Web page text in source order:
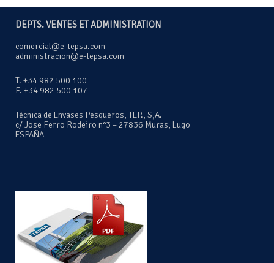
DEPTS. VENTES ET ADMINISTRATION
comercial@e-tepsa.com
administracion@e-tepsa.com
T. +34 982 500 100
F. +34 982 500 107
Técnica de Envases Pesqueros, TEP., S,A.
c/ Jose Ferro Rodeiro n°3 – 27836 Muras, Lugo
ESPAÑA